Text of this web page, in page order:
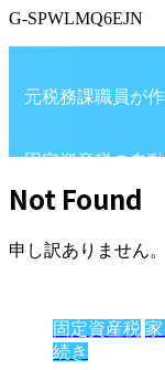
G-SPWLMQ6EJN
元税務課職員が
固定資産税の自
Not Found
申し訳ありません
固定資産税
続き